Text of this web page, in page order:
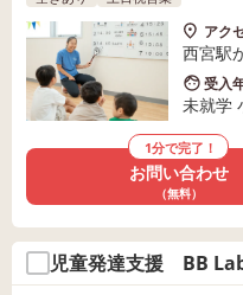
アク
西宮駅
受入
未就学
1分で完了！
お問い合わせ
（無料）
児童発達支援 BB